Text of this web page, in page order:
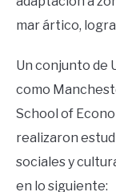
mar ártico,
Un conjunto de
como
School of
realizaron
sociales y
en lo siguiente: